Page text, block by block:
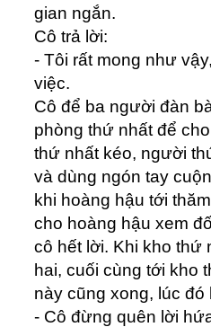
gian ngắn.
Cô trả lời:
- Tôi rất mong như
việc.
Cô để ba người đàn
phòng thứ nhất để
thứ nhất kéo, người
và dùng ngón tay
khi hoàng hậu tới
cho hoàng hậu xem
cô hết lời. Khi kho thứ
hai, cuối cùng tới kho
này cũng xong, lúc đó
- Cô đừng quên lời